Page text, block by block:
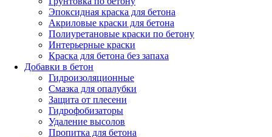
Эпоксидная краска для бетона
Акриловые краски для бетона
Полиуретановые краски по бетону
Интерьерные краски
Краска для бетона без запаха
Добавки в бетон
Гидроизоляционные
Смазка для опалубки
Защита от плесени
Гидрофобизаторы
Удаление высолов
Пропитка для бетона